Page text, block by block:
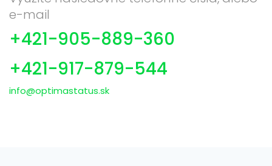
e-mail
+421-905-889-360
+421-917-879-544
info@optimastatus.sk